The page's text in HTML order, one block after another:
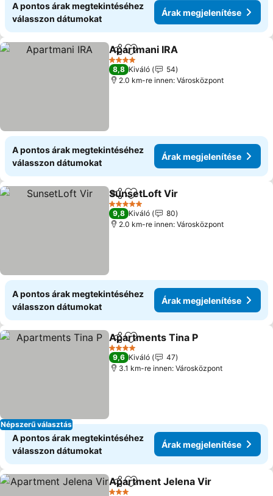
A pontos árak megtekintéséhez
válasszon dátumokat
Árak megjelenítése
Megosztás
Hozzáadás a kedvencekhez
Apartmani IRA
4 Kategória
8,8 Kiváló
54
2.0 km-re innen: Városközpont
A pontos árak megtekintéséhez
válasszon dátumokat
Árak megjelenítése
Megosztás
Hozzáadás a kedvencekhez
SunsetLoft Vir
5 Kategória
9,8 Kiváló
80
2.0 km-re innen: Városközpont
A pontos árak megtekintéséhez
válasszon dátumokat
Árak megjelenítése
Népszerű választás
Megosztás
Hozzáadás a kedvencekhez
Apartments Tina P
4 Kategória
9,6 Kiváló
47
3.1 km-re innen: Városközpont
A pontos árak megtekintéséhez
válasszon dátumokat
Árak megjelenítése
Megosztás
Hozzáadás a kedvencekhez
Apartment Jelena Vir